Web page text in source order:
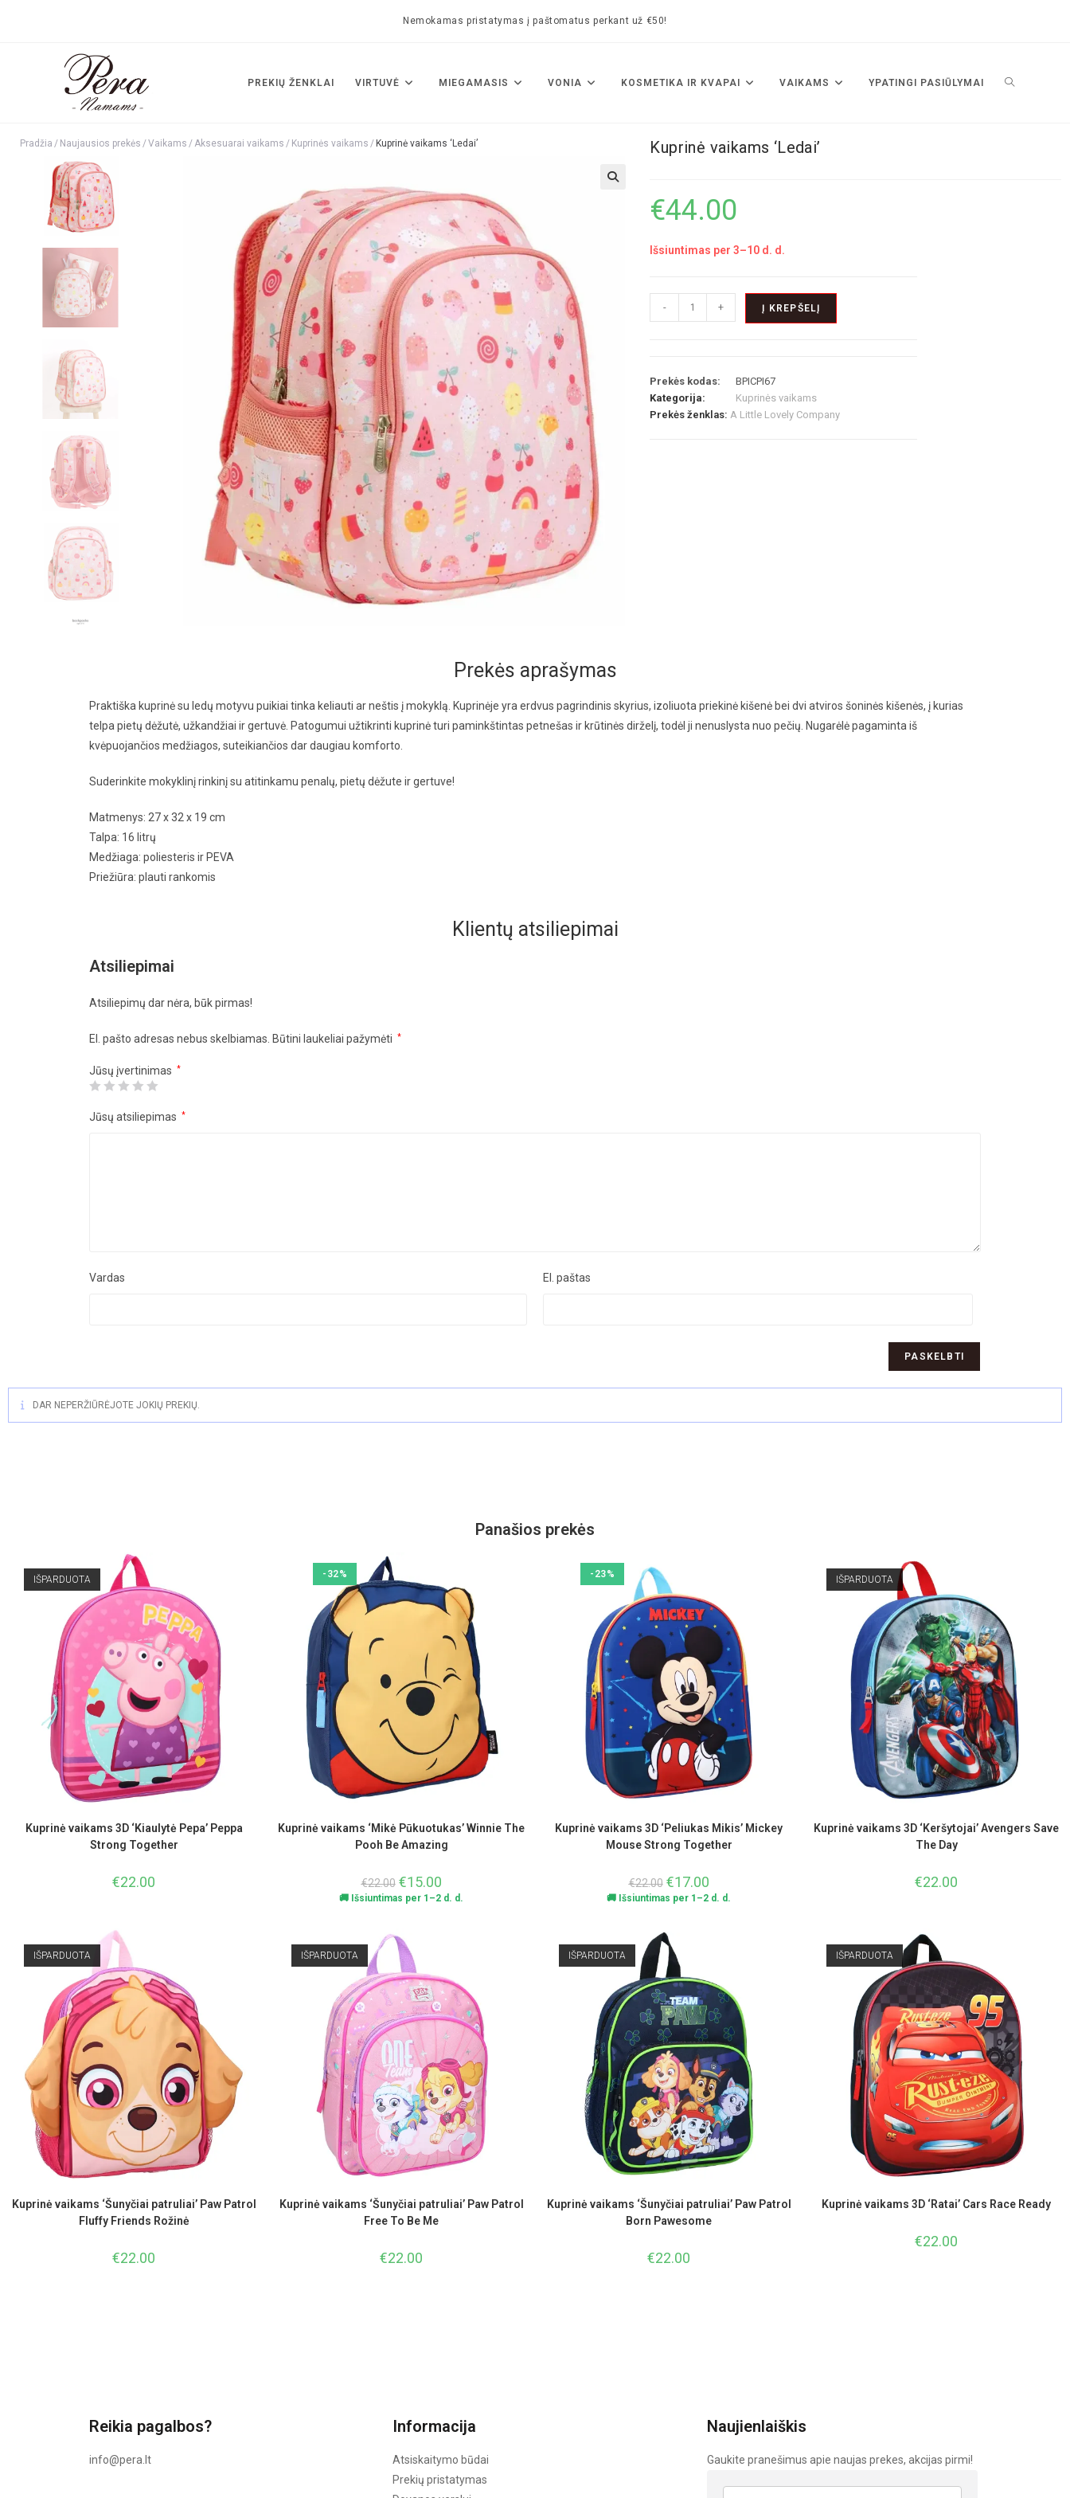
Nemokamas pristatymas į paštomatus perkant už €50!
PREKIŲ ŽENKLAI VIRTUVĖ MIEGAMASIS VONIA KOSMETIKA IR KVAPAI VAIKAMS YPATINGI PASIŪLYMAI
Pradžia / Naujausios prekės /Vaikams / Aksesuarai vaikams / Kuprinės vaikams / Kuprinė vaikams ‘Ledai’ Kuprinė vaikams ‘Ledai’
€44.00
Išsiuntimas per 3–10 d. d.
- + Į KREPŠELĮ
Prekės kodas:
BPICPI67
Kategorija:
Kuprinės vaikams
Prekės ženklas:A Little Lovely Company
Prekės aprašymas
Praktiška kuprinė su ledų motyvu puikiai tinka keliauti ar neštis į mokyklą. Kuprinėje yra erdvus pagrindinis skyrius, izoliuota priekinė kišenė bei dvi atviros šoninės kišenės, į kurias
telpa pietų dėžutė, užkandžiai ir gertuvė. Patogumui užtikrinti kuprinė turi paminkštintas petnešas ir krūtinės dirželį, todėl ji nenuslysta nuo pečių. Nugarėlė pagaminta iš
kvėpuojančios medžiagos, suteikiančios dar daugiau komforto.
Suderinkite mokyklinį rinkinį su atitinkamu penalų, pietų dėžute ir gertuve!
Matmenys: 27 x 32 x 19 cm
Talpa: 16 litrų
Medžiaga: poliesteris ir PEVA
Priežiūra: plauti rankomis
Klientų atsiliepimai
Atsiliepimai
Atsiliepimų dar nėra, būk pirmas!
El. pašto adresas nebus skelbiamas. Būtini laukeliai pažymėti *
Jūsų įvertinimas *
Jūsų atsiliepimas *
Vardas El. paštas
DAR NEPERŽIŪRĖJOTE JOKIŲ PREKIŲ.
Panašios prekės
IŠPARDUOTA
Kuprinė vaikams 3D ‘Kiaulytė Pepa’ Peppa
Strong Together
€22.00
-32%
Kuprinė vaikams ‘Mikė Pūkuotukas’ Winnie The
Pooh Be Amazing
€22.00 €15.00
🚚 Išsiuntimas per 1–2 d. d.
-23%
Kuprinė vaikams 3D ‘Peliukas Mikis’ Mickey
Mouse Strong Together
€22.00 €17.00
🚚 Išsiuntimas per 1–2 d. d.
IŠPARDUOTA
Kuprinė vaikams 3D ‘Keršytojai’ Avengers Save
The Day
€22.00
IŠPARDUOTA
Kuprinė vaikams ‘Šunyčiai patruliai’ Paw Patrol
Fluffy Friends Rožinė
€22.00
IŠPARDUOTA
Kuprinė vaikams ‘Šunyčiai patruliai’ Paw Patrol
Free To Be Me
€22.00
IŠPARDUOTA
Kuprinė vaikams ‘Šunyčiai patruliai’ Paw Patrol
Born Pawesome
€22.00
IŠPARDUOTA
Kuprinė vaikams 3D ‘Ratai’ Cars Race Ready
€22.00
Reikia pagalbos?
info@pera.lt
Informacija
Atsiskaitymo būdai
Prekių pristatymas
Naujienlaiškis
Gaukite pranešimus apie naujas prekes, akcijas pirmi!